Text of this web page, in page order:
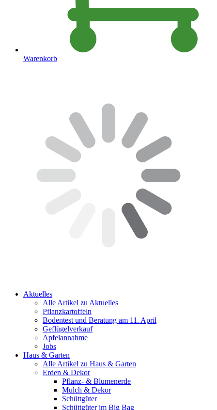
Warenkorb
Aktuelles
Alle Artikel zu Aktuelles
Pflanzkartoffeln
Bodentest und Beratung am 11. April
Geflügelverkauf
Apfelannahme
Jobs
Haus & Garten
Alle Artikel zu Haus & Garten
Erden & Dekor
Pflanz- & Blumenerde
Mulch & Dekor
Schüttgüter
Schüttgüter im Big Bag